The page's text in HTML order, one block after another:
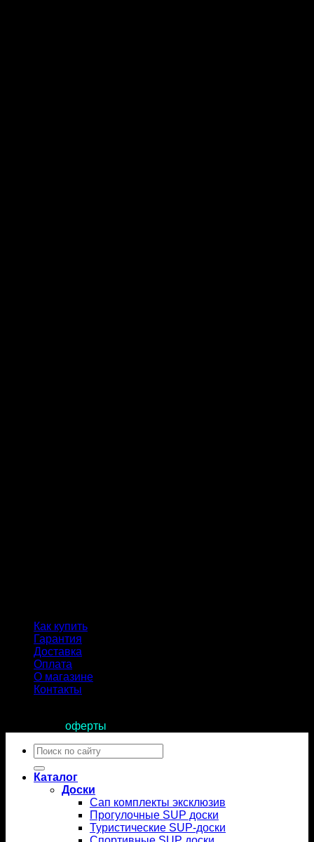
Как купить
Гарантия
Доставка
Оплата
О магазине
Контакты
оферты
Искать:
Каталог
Доски
Сап комплекты эксклюзив
Прогулочные SUP доски
Туристические SUP-доски